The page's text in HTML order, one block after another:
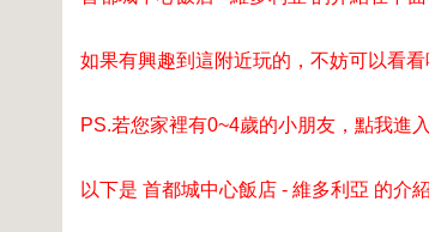
如果有興趣到這附近玩的，不妨可以看看
PS.若您家裡有0~4歲的小朋友， 點我進
以下是 首都城中心飯店 - 維多利亞 的介